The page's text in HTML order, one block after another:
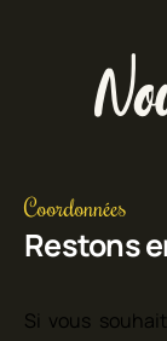
Coordonnées
Restons
Si vous